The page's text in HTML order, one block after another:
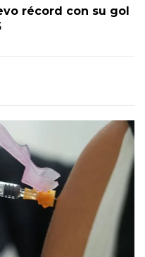
récord con su gol